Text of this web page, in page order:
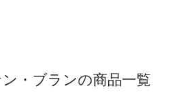
・ブランの商品一覧